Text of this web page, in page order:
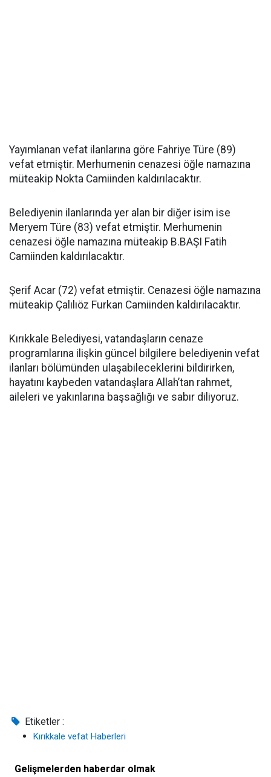
Yayımlanan vefat ilanlarına göre Fahriye Türe (89)
vefat etmiştir. Merhumenin cenazesi öğle namazına
müteakip Nokta Camiinden kaldırılacaktır.
Belediyenin ilanlarında yer alan bir diğer isim ise
Meryem Türe (83) vefat etmiştir. Merhumenin
cenazesi öğle namazına müteakip B.BAŞI Fatih
Camiinden kaldırılacaktır.
Şerif Acar (72) vefat etmiştir. Cenazesi öğle namazına
müteakip Çalılıöz Furkan Camiinden kaldırılacaktır.
Kırıkkale Belediyesi, vatandaşların cenaze
programlarına ilişkin güncel bilgilere belediyenin vefat
ilanları bölümünden ulaşabileceklerini bildirirken,
hayatını kaybeden vatandaşlara Allah’tan rahmet,
aileleri ve yakınlarına başsağlığı ve sabır diliyoruz.
Etiketler :
Kırıkkale vefat Haberleri
Gelişmelerden haberdar olmak